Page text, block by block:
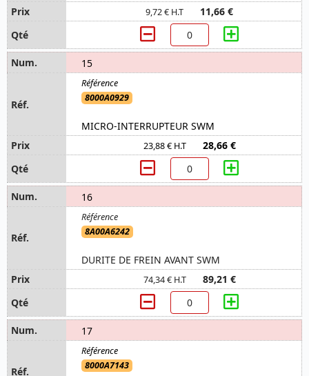
9,72 € H.T 11,66 €
15
8000A0929
MICRO-INTERRUPTEUR SWM
23,88 € H.T 28,66 €
16
8A00A6242
DURITE DE FREIN AVANT SWM
74,34 € H.T 89,21 €
17
8000A7143